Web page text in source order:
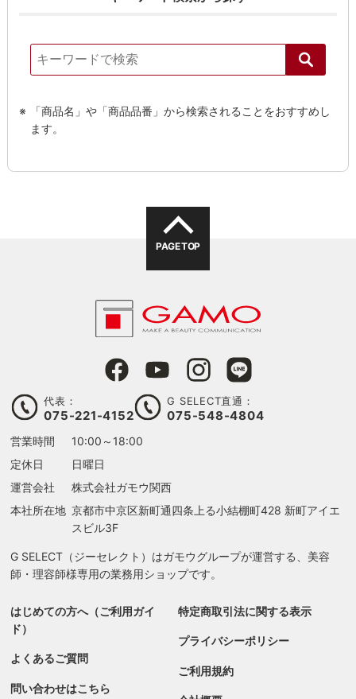
「商品名」や「商品品番」から検索されることをおすすめし
ます。
PAGE TOP
代表：
075-221-4152
G SELECT直通：
075-548-4804
営業時間
10:00～18:00
定休日
日曜日
運営会社
株式会社ガモウ関西
本社所在地 京都市中京区新町通四条上る小結棚町428 新町アイエ
スビル3F
G SELECT（ジーセレクト）はガモウグループが運営する、美容
師・理容師様専用の業務用ショップです。
はじめての方へ（ご利用ガイ
ド）
よくあるご質問
問い合わせはこちら
特定商取引法に関する表示
プライバシーポリシー
ご利用規約